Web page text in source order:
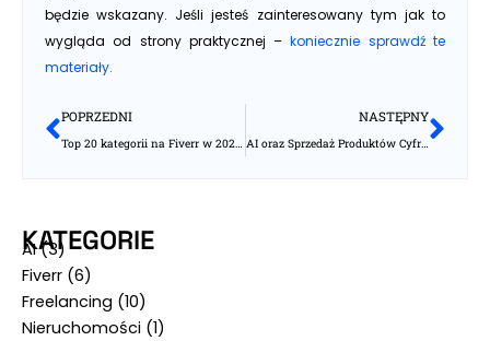
będzie wskazany. Jeśli jesteś zainteresowany tym jak to
wygląda od strony praktycznej –koniecznie sprawdź te
materiały.
Prev
POPRZEDNI
Top 20 kategorii na Fiverr w 2025 roku
NASTĘPNY
AI oraz Sprzedaż Produktów Cyfrowych na FAB
KATEGORIE
AI(3)
Fiverr (6)
Freelancing (10)
Nieruchomości (1)